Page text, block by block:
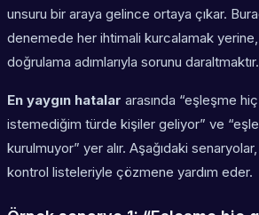
unsuru bir araya gelince ortaya çıkar.
denemede her ihtimali kurcalamak yerine,
doğrulama adımlarıyla sorunu daraltmaktır.
En yaygın hatalar arasında “eşleşme
istemediğim türde kişiler geliyor” ve
kurulmuyor” yer alır. Aşağıdaki
kontrol listeleriyle çözmene yardım eder.